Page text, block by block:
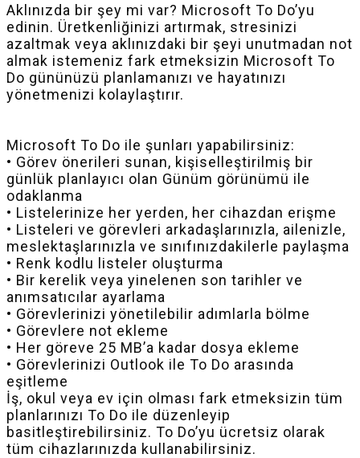
Aklınızda bir şey mi var? Microsoft To Do’yu
edinin. Üretkenliğinizi artırmak, stresinizi
azaltmak veya aklınızdaki bir şeyi unutmadan not
almak istemeniz fark etmeksizin Microsoft To
Do gününüzü planlamanızı ve hayatınızı
yönetmenizi kolaylaştırır.
Microsoft To Do ile şunları yapabilirsiniz:
• Görev önerileri sunan, kişiselleştirilmiş bir
günlük planlayıcı olan Günüm görünümü ile
odaklanma
• Listelerinize her yerden, her cihazdan erişme
• Listeleri ve görevleri arkadaşlarınızla, ailenizle,
meslektaşlarınızla ve sınıfınızdakilerle paylaşma
• Renk kodlu listeler oluşturma
• Bir kerelik veya yinelenen son tarihler ve
anımsatıcılar ayarlama
• Görevlerinizi yönetilebilir adımlarla bölme
• Görevlere not ekleme
• Her göreve 25 MB’a kadar dosya ekleme
• Görevlerinizi Outlook ile To Do arasında
eşitleme
İş, okul veya ev için olması fark etmeksizin tüm
planlarınızı To Do ile düzenleyip
basitleştirebilirsiniz. To Do’yu ücretsiz olarak
tüm cihazlarınızda kullanabilirsiniz.